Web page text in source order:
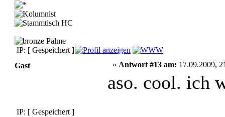
IP: [ Gespeichert ]
Gast
« Antwort #13 am: 17.09.2009,
aso. cool. ich
IP: [ Gespeichert ]